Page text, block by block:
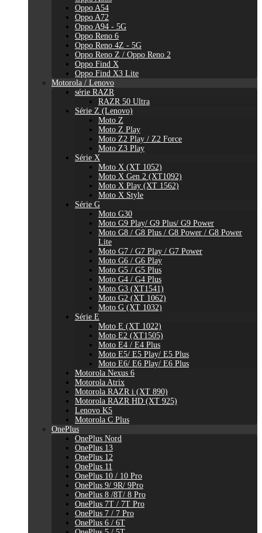
Oppo A54
Oppo A72
Oppo A94 - 5G
Oppo Reno 6
Oppo Reno 4Z - 5G
Oppo Reno Z / Oppo Reno 2
Oppo Find X
Oppo Find X3 Lite
Motorola / Lenovo
série RAZR
RAZR 50 Ultra
Série Z (Lenovo)
Moto Z
Moto Z Play
Moto Z2 Play / Z2 Force
Moto Z3 Play
Série X
Moto X (XT 1052)
Moto X Gen 2 (XT1092)
Moto X Play (XT 1562)
Moto X Style
Série G
Moto G30
Moto G9 Play/ G9 Plus/ G9 Power
Moto G8 / G8 Plus / G8 Power / G8 Power
Lite
Moto G7 / G7 Play / G7 Power
Moto G6 / G6 Play
Moto G5 / G5 Plus
Moto G4 / G4 Plus
Moto G3 (XT1541)
Moto G2 (XT 1062)
Moto G (XT 1032)
Série E
Moto E (XT 1022)
Moto E2 (XT1505)
Moto E4 / E4 Plus
Moto E5/ E5 Play/ E5 Plus
Moto E6/ E6 Play/ E6 Plus
Motorola Nexus 6
Motorola Atrix
Motorola RAZR i (XT 890)
Motorola RAZR HD (XT 925)
Lenovo K5
Motorola C Plus
OnePlus
OnePlus Nord
OnePlus 13
OnePlus 12
OnePlus 11
OnePlus 10 / 10 Pro
OnePlus 9/ 9R/ 9Pro
OnePlus 8 /8T/ 8 Pro
OnePlus 7T / 7T Pro
OnePlus 7 / 7 Pro
OnePlus 6 / 6T